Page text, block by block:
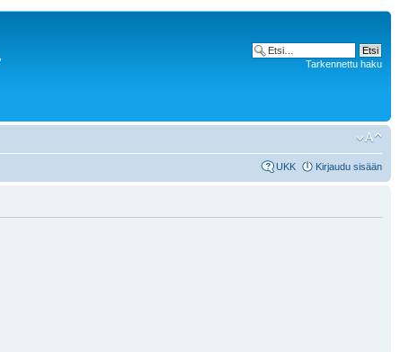
Tarkennettu haku
UKK Kirjaudu sisään